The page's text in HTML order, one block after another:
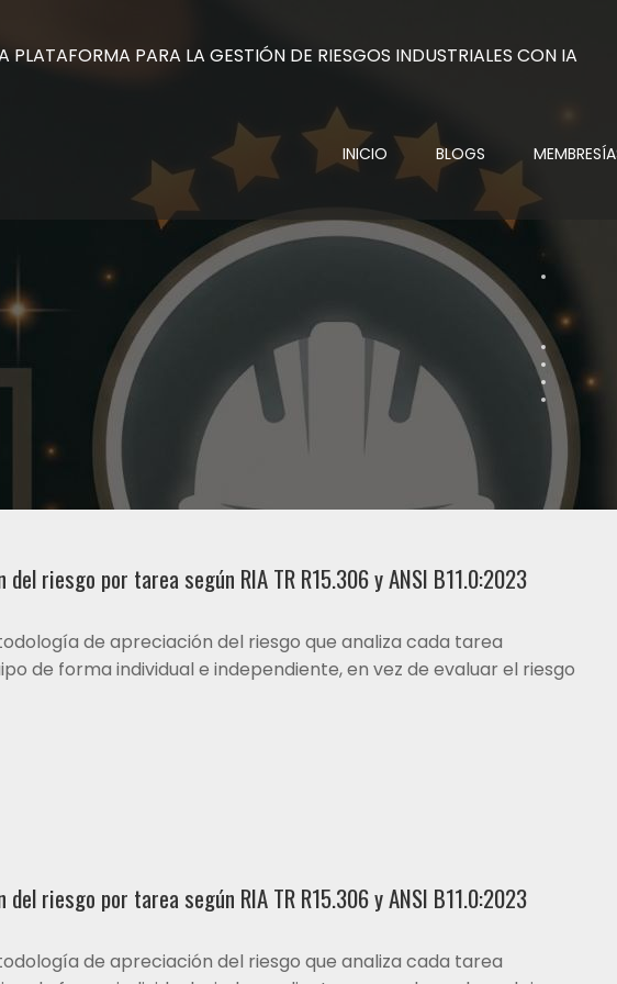
INICIO BLOGS
riesgo por tarea según RIA TR R15.306 y ANSI B11.0:2023
de apreciación del riesgo que analiza cada tarea
de forma individual e independiente, en vez de evaluar el riesgo
riesgo por tarea según RIA TR R15.306 y ANSI B11.0:2023
de apreciación del riesgo que analiza cada tarea